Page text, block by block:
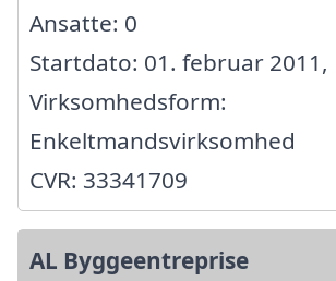
Ansatte: 0
Startdato: 01. februar 2011,
Virksomhedsform:
Enkeltmandsvirksomhed
CVR: 33341709
AL Byggeentreprise